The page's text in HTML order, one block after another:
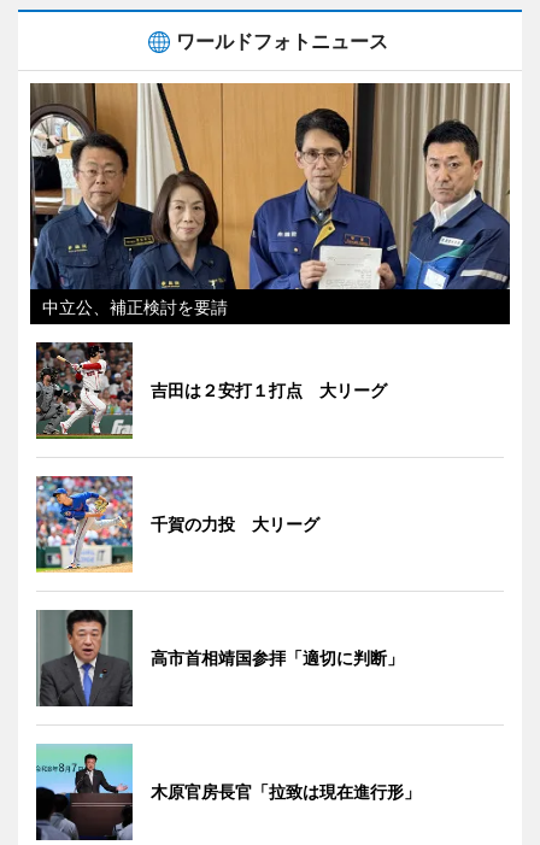
ワールドフォトニュース
中立公、補正検討を要請
吉田は２安打１打点 大リーグ
千賀の力投 大リーグ
高市首相靖国参拝「適切に判断」
木原官房長官「拉致は現在進行形」